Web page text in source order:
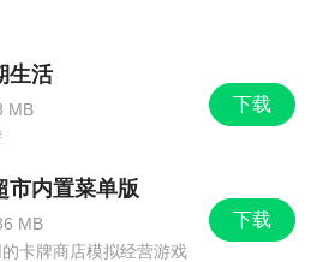
：否
使用：否
下载
生活
MB
下载
市内置菜单版
MB
卡牌商店模拟经营游戏